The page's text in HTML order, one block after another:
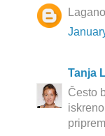
Tanja
Često